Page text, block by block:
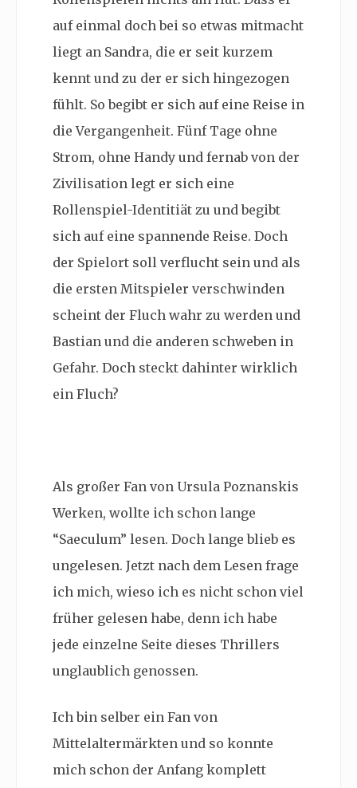
auf einmal doch bei so etwas mitmacht
liegt an Sandra, die er seit kurzem
kennt und zu der er sich hingezogen
fühlt. So begibt er sich auf eine Reise in
die Vergangenheit. Fünf Tage ohne
Strom, ohne Handy und fernab von der
Zivilisation legt er sich eine
Rollenspiel-Identitiät zu und begibt
sich auf eine spannende Reise. Doch
der Spielort soll verflucht sein und als
die ersten Mitspieler verschwinden
scheint der Fluch wahr zu werden und
Bastian und die anderen schweben in
Gefahr. Doch steckt dahinter wirklich
ein Fluch?
Als großer Fan von Ursula Poznanskis
Werken, wollte ich schon lange
“Saeculum” lesen. Doch lange blieb es
ungelesen. Jetzt nach dem Lesen frage
ich mich, wieso ich es nicht schon viel
früher gelesen habe, denn ich habe
jede einzelne Seite dieses Thrillers
unglaublich genossen.
Ich bin selber ein Fan von
Mittelaltermärkten und so konnte
mich schon der Anfang komplett